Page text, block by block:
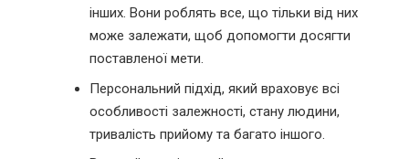
інших. Вони роблять все, що тільки від них
може залежати, щоб допомогти досягти
поставленої мети.
Персональний підхід, який враховує всі
особливості залежності, стану людини,
тривалість прийому та багато іншого.